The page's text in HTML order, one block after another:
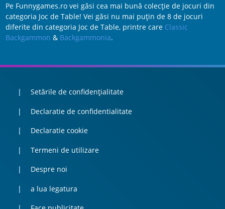
Pe Funnygames.ro vei găsi cea mai bună colecție de jocuri din
categoria Joc de Table! Vei găsi nu mai puțin de 8 de jocuri
diferite din categoria Joc de Table, printre care Classic
Backgammon & Backgammonia.
Setările de confidențialitate
Declaratie de confidentialitate
Declaratie cookie
Termeni de utilizare
Despre noi
a lua legatura